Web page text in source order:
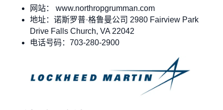
网站： www.northropgrumman.com
地址：诺斯罗普·格鲁曼公司 2980 Fairview Park
Drive Falls Church, VA 22042
电话号码：703-280-2900